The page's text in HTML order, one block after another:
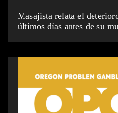
Masajista relata el
últimos días antes de su